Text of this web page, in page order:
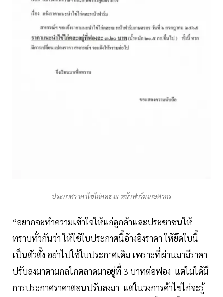
ประกาศราคาไข่ไก่คละ ณ หน้าฟาร์มเกษตรกร
“อยากจะทำความเข้าใจให้แก่ลูกค้าและประชาชนให้
ทราบทั่วกันว่า ให้ใช้ใบประกาศนี้อ้างอิงราคา ให้ยึดใบนี้
เป็นตัวตั้ง อย่าไปใช้ใบประกาศเดิม เพราะที่ผ่านมามีราคา
ปรับลงมาตามกลไกตลาดมาอยู่ที่ 3 บาทต่อฟอง แต่ไม่ได้มี
การประกาศราคาตอนปรับลงมา แต่ในวงการค้าไข่ไก่จะรู้